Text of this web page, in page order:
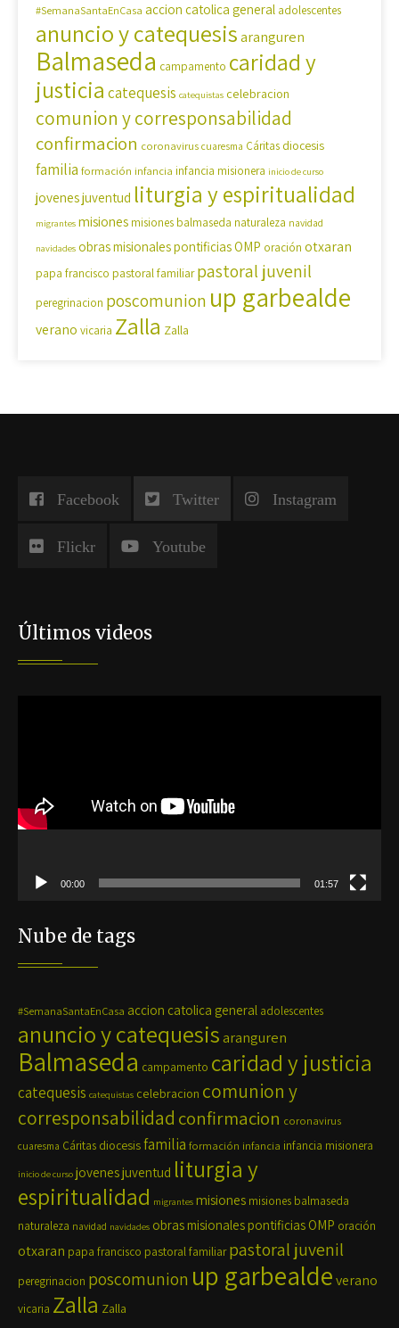
#SemanaSantaEnCasa accion catolica general adolescentes
anuncio y catequesisaranguren
Balmaseda campamento caridad y
justicia catequesis catequistas celebracion
comunion y corresponsabilidad
confirmacion coronavirus cuaresma Cáritas diocesis
familia formación infancia infancia misionera inicio de curso
jovenesjuventud liturgia y espiritualidad
migrantes misiones misiones balmaseda naturaleza navidad
navidades obras misionales pontificiasOMP oración otxaran
papa francisco pastoral familiar pastoral juvenil
peregrinacion poscomunion up garbealde
verano vicaria Zalla Zalla
Facebook Twitter Instagram
Flickr Youtube
Últimos videos
00:00 01:57
Nube de tags
#SemanaSantaEnCasa accion catolica general adolescentes
anuncio y catequesis aranguren
Balmaseda campamento caridad y justicia
catequesis catequistas celebracion comunion y
corresponsabilidad confirmacion coronavirus
cuaresma Cáritas diocesisfamilia formación infancia infancia misionera
inicio de curso jovenesjuventud liturgia y
espiritualidad migrantes misiones misiones balmaseda
naturaleza navidad navidades obras misionales pontificias OMP oración
otxaran papa francisco pastoral familiar pastoral juvenil
peregrinacion poscomunion up garbealdeverano
vicaria Zalla Zalla